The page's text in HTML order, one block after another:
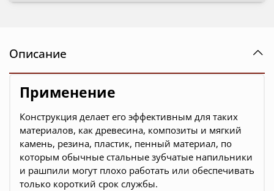
Описание
Применение
Конструкция делает его эффективным для таких
материалов, как древесина, композиты и мягкий
камень, резина, пластик, пенный материал, по
которым обычные стальные зубчатые напильники
и рашпили могут плохо работать или обеспечивать
только короткий срок службы.